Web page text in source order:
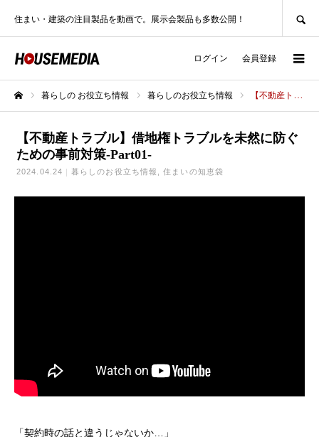
住まい・建築の注目製品を動画で。展示会製品も多数公開！
ログイン 会員登録
暮らしの お役立ち情報 暮らしのお役立ち情報 【不動産トラブル】借地権トラブルを未然に防ぐための事前対策-Part01-
【不動産トラブル】借地権トラブルを未然に防ぐ
ための事前対策-Part01-
2024.04.24 暮らしのお役立ち情報 住まいの知恵袋
「契約時の話と違うじゃないか…」